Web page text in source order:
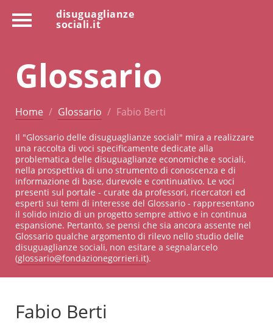
disuguaglianze
sociali.it
Glossario
Home Glossario Fabio Berti
Il "Glossario delle disuguaglianze sociali" mira a realizzare
una raccolta di voci specificamente dedicate alla
problematica delle disuguaglianze economiche e sociali,
nella prospettiva di uno strumento di conoscenza e di
informazione di base, durevole e continuativo. Le voci
presenti sul portale - curate da professori, ricercatori ed
esperti sui temi di interesse del Glossario - rappresentano
il solido inizio di un progetto sempre attivo e in continua
espansione. Pertanto, se pensi che sia ancora assente nel
Glossario qualche argomento di rilevo nello studio delle
disuguaglianze sociali, non esitare a segnalarcelo
(glossario@fondazionegorrieri.it).
Fabio Berti